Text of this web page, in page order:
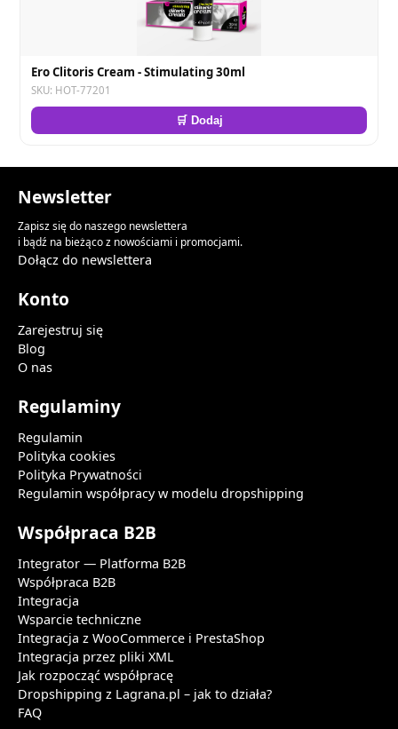
Ero Clitoris Cream - Stimulating 30ml
SKU: HOT-77201
🛒 Dodaj
Newsletter
Zapisz się do naszego newslettera
i bądź na bieżąco z nowościami i promocjami.
Dołącz do newslettera
Konto
Zarejestruj się
Blog
O nas
Regulaminy
Regulamin
Polityka cookies
Polityka Prywatności
Regulamin współpracy w modelu dropshipping
Współpraca B2B
Integrator — Platforma B2B
Współpraca B2B
Integracja
Wsparcie techniczne
Integracja z WooCommerce i PrestaShop
Integracja przez pliki XML
Jak rozpocząć współpracę
Dropshipping z Lagrana.pl – jak to działa?
FAQ